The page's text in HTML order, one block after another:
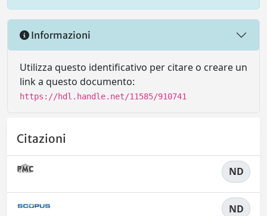
Informazioni
Utilizza questo identificativo per citare o creare un
link a questo documento:
https://hdl.handle.net/11585/910741
Citazioni
ND
ND